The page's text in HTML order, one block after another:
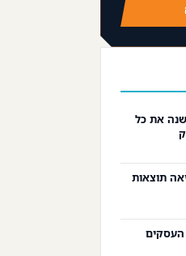
את כל
תוצאות
העסקים